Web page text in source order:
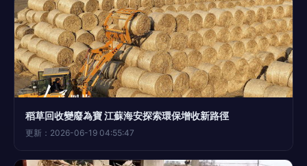
稻草回收變廢為寶 江蘇海安探索環保增收新路徑
更新：2026-06-19 04:55:47